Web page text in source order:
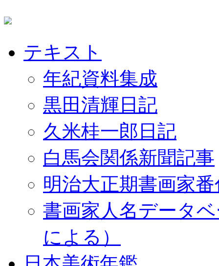
テキスト
年紀資料集成
黒田清輝日記
久米桂一郎日記
白馬会関係新聞記事
明治大正期書画家
書画家人名データ
による）